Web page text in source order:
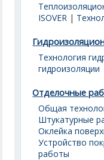
ISOVER |
Технология
гидроизоляции
Отделочные
Общая
Штукатурные
Оклейка
Устройство
работы